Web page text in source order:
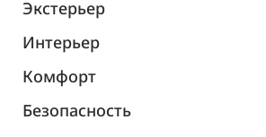
Экстерьер
Интерьер
Комфорт
Безопасность